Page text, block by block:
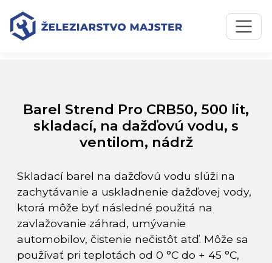
Preskočiť na obsah
Preskočiť na hlavné menu
Úvodná stránka
Barel Strend Pro CRB50, 500 lit, skladací, na dažďovú
vodu, s ventilom, nádrž
Barel Strend Pro CRB50, 500 lit,
skladací, na dažďovú vodu, s
ventilom, nádrž
Skladací barel na dažďovú vodu slúži na
zachytávanie a uskladnenie dažďovej vody,
ktorá môže byť následné použitá na
zavlažovanie záhrad, umývanie
automobilov, čistenie nečistôt atď. Môže sa
používať pri teplotách od 0 °C do + 45 °C,